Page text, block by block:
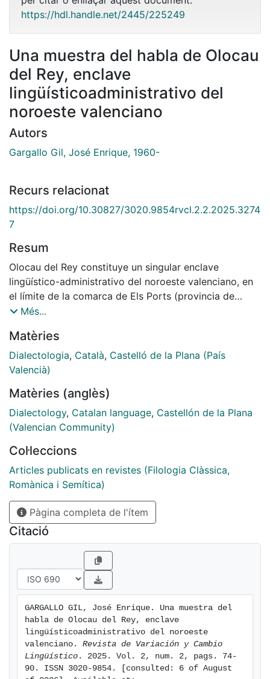
https://hdl.handle.net/2445/225249
Una muestra del habla de Olocau
del Rey, enclave
lingüísticoadministrativo del
noroeste valenciano
Autors
Gargallo Gil, José Enrique, 1960-
Recurs relacionat
https://doi.org/10.30827/3020.9854rvcl.2.2.2025.3274
7
Resum
Olocau del Rey constituye un singular enclave
lingüístico-administrativo del noroeste valenciano, en
el límite de la comarca de Els Ports (provincia de
Castellón) con la provincia de Teruel. Se ofrece en
aragonesa de la localidad, en continuidad con los
vecinos pueblos turolenses, y también de distintos
elementos de penetración del valenciano, que es de
justificación inicial, se distribuyen y analizan los
materiales recolectados en la secciones siguientes:
Fonética, Morfosintaxis, Léxico, Onomástica (nombres
colectivos), Dictados tópicos y Refranes (del
calendario y meteorológicos, así como algunos de
molde valenciano o catalán).
Més...
Matèries
Dialectologia, Català, Castelló de la Plana (País
Valencià)
Matèries (anglès)
Dialectology, Catalan language, Castellón de la Plana
(Valencian Community)
Col·leccions
Articles publicats en revistes (Filologia Clàssica,
Romànica i Semítica)
Pàgina completa de l'ítem
Citació
GARGALLO GIL, José Enrique. Una muestra del
habla de Olocau del Rey, enclave
lingüísticoadministrativo del noroeste
valenciano. Revista de Variación y Cambio
Lingüístico . 2025. Vol. 2, num. 2, pags. 74-
90. ISSN 3020-9854. [consulted: 6 of August